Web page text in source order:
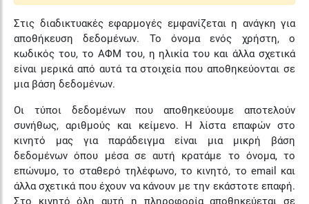
Στις διαδικτυακές εφαρμογές εμφανίζεται η ανάγκη για
αποθήκευση δεδομένων. Το όνομα ενός χρήστη, ο
κωδικός του, το ΑΦΜ του, η ηλικία του και άλλα σχετικά
είναι μερικά από αυτά τα στοιχεία που αποθηκεύονται σε
μια βάση δεδομένων.
Οι τύποι δεδομένων που αποθηκεύουμε αποτελούν
συνήθως, αριθμούς και κείμενο. Η λίστα επαφών στο
κινητό μας για παράδειγμα είναι μια μικρή βάση
δεδομένων όπου μέσα σε αυτή κρατάμε το όνομα, το
επώνυμο, το σταθερό τηλέφωνο, το κινητό, το email και
άλλα σχετικά που έχουν να κάνουν με την εκάστοτε επαφή.
Στο κινητό όλη αυτή η πληροφορία αποθηκεύεται σε